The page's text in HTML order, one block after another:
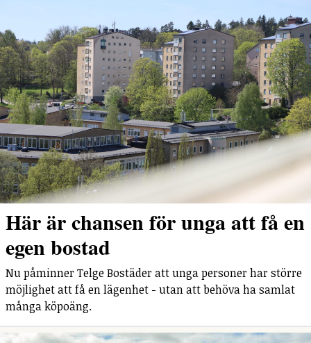
Här är chansen för unga att få en
egen bostad
Nu påminner Telge Bostäder att unga personer har större
möjlighet att få en lägenhet - utan att behöva ha samlat
många köpoäng.